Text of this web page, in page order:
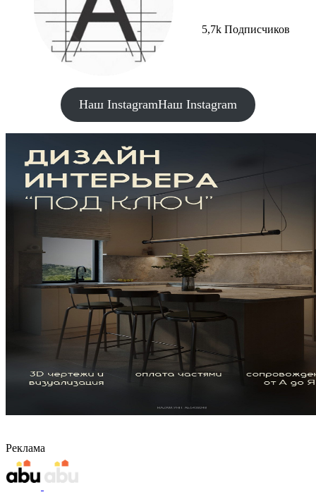
5,7k Подписчиков
Наш InstagramНаш Instagram
Реклама